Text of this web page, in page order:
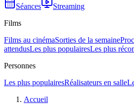
Séances
Streaming
Films
Films au cinémaSorties de la semaine
attendusLes plus populairesLes plus
Personnes
Les plus populairesRéalisateurs en salle
Accueil